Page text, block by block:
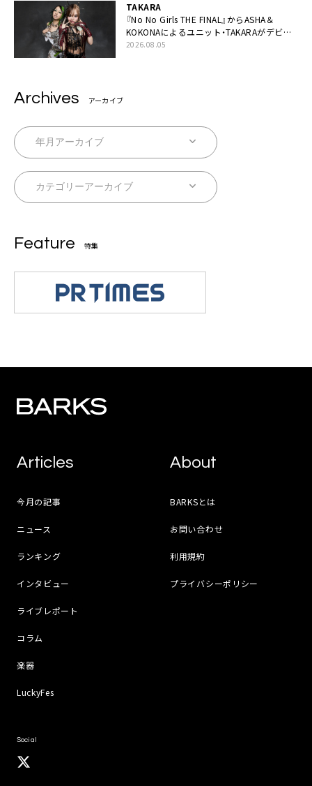
TAKARA
『No No Girls THE FINAL』からASHA＆
KOKONAによるユニット・TAKARAがデビュ
ー
2026.08.05
Archives アーカイブ
Feature 特集
Articles
今月の記事
ニュース
ランキング
インタビュー
ライブレポート
コラム
楽器
LuckyFes
About
BARKSとは
お問い合わせ
利用規約
プライバシーポリシー
Social